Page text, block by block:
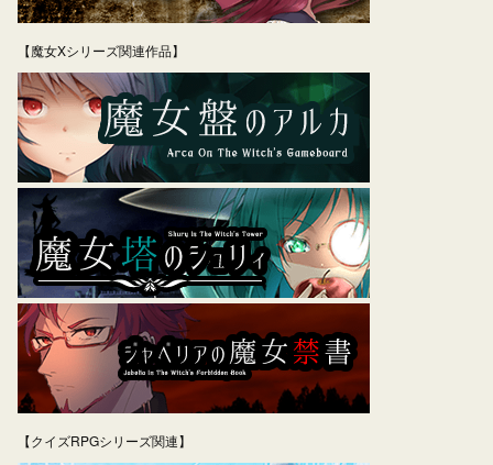
【魔女Xシリーズ関連作品】
【クイズRPGシリーズ関連】